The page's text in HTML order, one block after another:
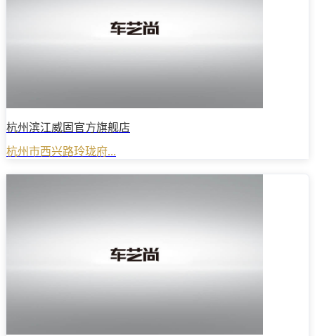
杭州滨江威固官方旗舰店
杭州市西兴路玲珑府...